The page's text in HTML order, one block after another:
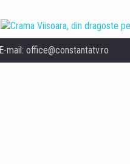
E-mail: office@constantatv.ro